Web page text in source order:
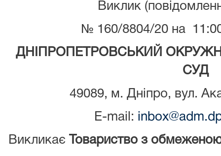
Виклик
№ 160/8804/20 на
ДНІПРОПЕТРОВСЬКИЙ
СУД
49089, м. Дніпро, вул.
E-mail:
Викликає
овариство з обмеженою